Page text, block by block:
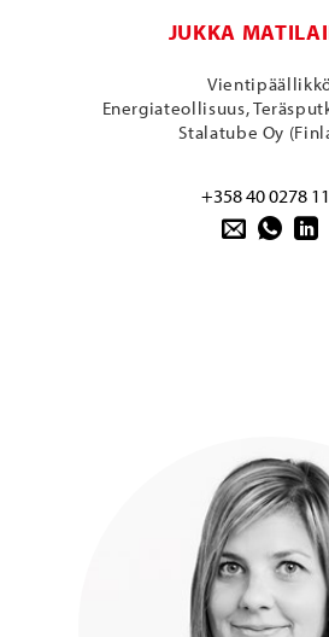
JUKKA
Energiateollisuus,
Stalatube Oy
+358 40 0278